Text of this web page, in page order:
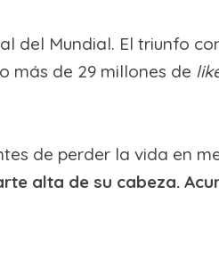
del Mundial. El triunfo
más de 29 millones de
de perder la vida en
alta de su cabeza.